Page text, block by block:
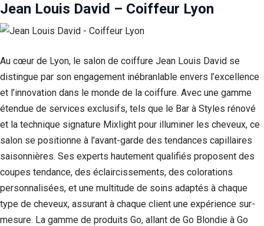
Jean Louis David – Coiffeur Lyon
Au cœur de Lyon, le salon de coiffure Jean Louis David se
distingue par son engagement inébranlable envers l’excellence
et l’innovation dans le monde de la coiffure. Avec une gamme
étendue de services exclusifs, tels que le Bar à Styles rénové
et la technique signature Mixlight pour illuminer les cheveux, ce
salon se positionne à l’avant-garde des tendances capillaires
saisonnières. Ses experts hautement qualifiés proposent des
coupes tendance, des éclaircissements, des colorations
personnalisées, et une multitude de soins adaptés à chaque
type de cheveux, assurant à chaque client une expérience sur-
mesure. La gamme de produits Go, allant de Go Blondie à Go